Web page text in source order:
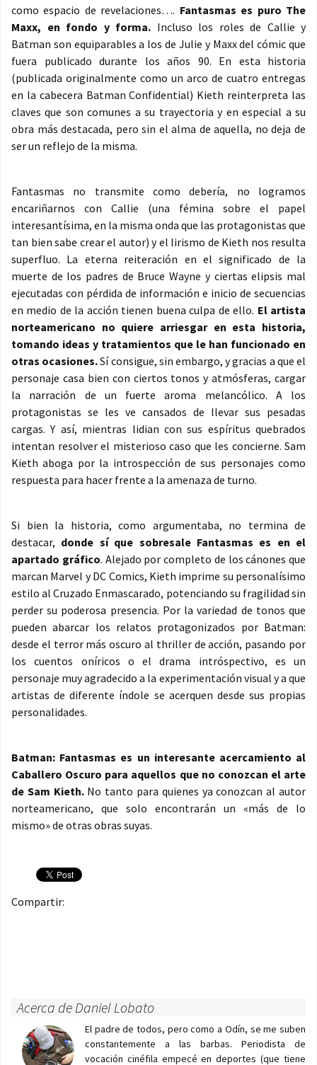
como espacio de revelaciones…. Fantasmas es puro The
Maxx, en fondo y forma. Incluso los roles de Callie y
Batman son equiparables a los de Julie y Maxx del cómic que
fuera publicado durante los años 90. En esta historia
(publicada originalmente como un arco de cuatro entregas
en la cabecera Batman Confidential) Kieth reinterpreta las
claves que son comunes a su trayectoria y en especial a su
obra más destacada, pero sin el alma de aquella, no deja de
ser un reflejo de la misma.
Fantasmas no transmite como debería, no logramos
encariñarnos con Callie (una fémina sobre el papel
interesantísima, en la misma onda que las protagonistas que
tan bien sabe crear el autor) y el lirismo de Kieth nos resulta
superfluo. La eterna reiteración en el significado de la
muerte de los padres de Bruce Wayne y ciertas elipsis mal
ejecutadas con pérdida de información e inicio de secuencias
en medio de la acción tienen buena culpa de ello. El artista
norteamericano no quiere arriesgar en esta historia,
tomando ideas y tratamientos que le han funcionado en
otras ocasiones.Sí consigue, sin embargo, y gracias a que el
personaje casa bien con ciertos tonos y atmósferas, cargar
la narración de un fuerte aroma melancólico. A los
protagonistas se les ve cansados de llevar sus pesadas
cargas. Y así, mientras lidian con sus espíritus quebrados
intentan resolver el misterioso caso que les concierne. Sam
Kieth aboga por la introspección de sus personajes como
respuesta para hacer frente a la amenaza de turno.
Si bien la historia, como argumentaba, no termina de
destacar, donde sí que sobresale Fantasmas es en el
apartado gráfico. Alejado por completo de los cánones que
marcan Marvel y DC Comics, Kieth imprime su personalísimo
estilo al Cruzado Enmascarado, potenciando su fragilidad sin
perder su poderosa presencia. Por la variedad de tonos que
pueden abarcar los relatos protagonizados por Batman:
desde el terror más oscuro al thriller de acción, pasando por
los cuentos oníricos o el drama intróspectivo, es un
personaje muy agradecido a la experimentación visual y a que
artistas de diferente índole se acerquen desde sus propias
personalidades.
Batman: Fantasmas es un interesante acercamiento al
Caballero Oscuro para aquellos que no conozcan el arte
de Sam Kieth.No tanto para quienes ya conozcan al autor
norteamericano, que solo encontrarán un «más de lo
mismo» de otras obras suyas.
Compartir:
Acerca de Daniel Lobato
El padre de todos, pero como a Odín, se me suben
constantemente a las barbas. Periodista de
vocación cinéfila empecé en deportes (que tiene